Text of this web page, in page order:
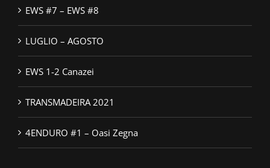
EWS #7 – EWS #8
LUGLIO – AGOSTO
EWS 1-2 Canazei
TRANSMADEIRA 2021
4ENDURO #1 – Oasi Zegna